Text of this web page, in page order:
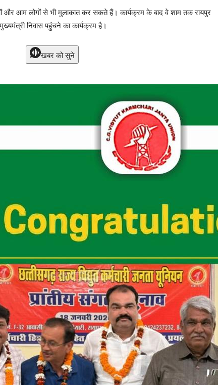
और आम लोगों से भी मुलाकात कर सकते हैं। कार्यक्रम के बाद वे शाम तक रायपुर
निवास पहुंचने का कार्यक्रम है।
खबर को सुने